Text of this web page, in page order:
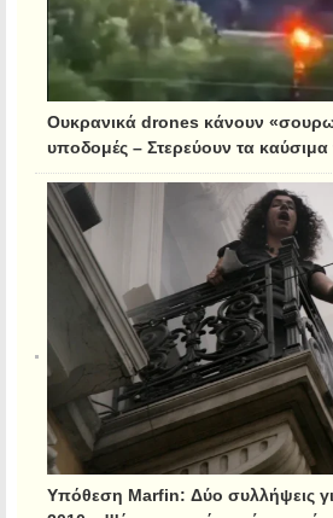
Ουκρανικά drones κάνουν
υποδομές – Στερεύουν τα καύσιμα
Υπόθεση Marfin: Δύο συλλήψεις